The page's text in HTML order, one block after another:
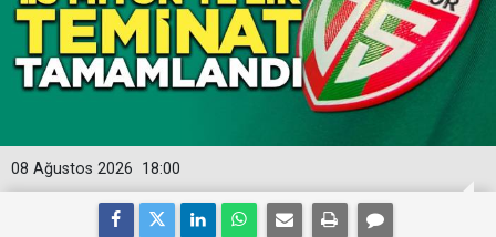
18:00
08 Ağustos 2026